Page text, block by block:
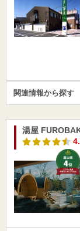
関連情報から探す
湯屋